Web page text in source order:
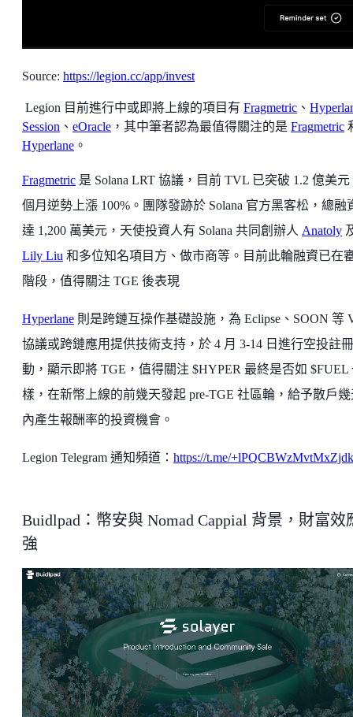
Source: https://legion.cc/app/invest
Legion 目前進行中或即將上線的項目有 Fragmetric 、
Session 、 eOracle ，其中筆者認為最值得關注的是 Fragmetric
Hyperlane 。
Fragmetric 是 Solana LRT 協議，目前 TVL 已突破 1.2 億美
個月逆勢上漲 100%。團隊發跡於 Solana 官方黑客松，總融
達 1,200 萬美元，天使投資人有 Solana 共同創辦人 Anatoly
Lily Liu 和多位知名項目方、做市商等。目前此輪融資已在
階段，值得關注 TGE 後表現
Hyperlane 則是跨鏈互操作基礎設施，為 Eclipse、SOON 等
協議或跨鏈應用提供技術支持，於 4 月 3-14 日進行空投註
動，顯示即將 TGE，值得關注 $HYPER 最終是否如 $FUEL
樣，在新幣上線的前幾天發起 pre-TGE 社區輪，給予散戶幾
內產生報酬率的投資機會。
Legion Telegram 通知頻道： https://t.me/+lPQCBWzMvtMxZjdk
Buidlpad：幣安與 Nomad Cappial 背景，財富效
強